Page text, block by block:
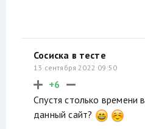
Сосиска в тесте
13 сентября 2022 09:50
+6
Спустя столько времени
данный сайт?